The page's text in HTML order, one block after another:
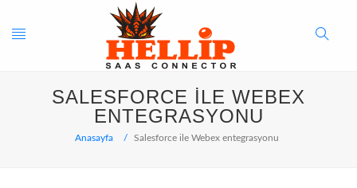
Toggle
navigation
Search
SALESFORCE ILE WEBEX
ENTEGRASYONU
Anasayfa Salesforce ile Webex entegrasyonu